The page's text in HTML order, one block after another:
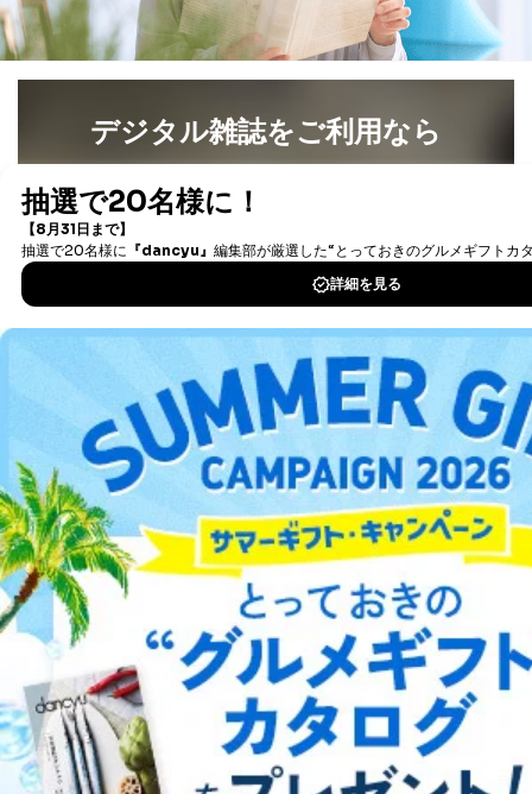
委託先：カスタマーサポート支援会社 、クレジッ
トカード決済などの決済代行・料金回収会社、広
告配信サービス会社
提供先：出版社、出版物発売元、卸売会社、販売
販売店などの梱包・配送・配達会社
４．開示対象個人情報の「開示」「訂正」等の請求につ
いて
当社は、本人から、開示対象個人情報について利用目的
の通知を求められた場合には、遅滞なくこれに応じま
す。ただし、以下①～④のいずれかに該当する場合は、
①利用目的を本人に通知し、又は公表することによって
本人又は第三者の生命、身体、財産その他の権利利益を
害するおそれがある場合
②利用目的を本人に通知し、又は公表することによって
当該事業者の権利又は正当な利益を害するおそれがある
場合
③国の機関又は地方公共団体が法令の定める事務を遂行
することに対して協力する必要がある場合であって、利
用目的を本人に通知し、又は公表することによって当該
事務の遂行に支障を及ぼすおそれがあるとき
④開示対象個人情報の利用目的が明らかな場合
開示対象個人情報については、保有個人データの本人ま
たはその代理人からの利用目的の通知、開示、変更等
（内容の訂正、追加または削除）、利用停止等（「利用
の停止または消去」「第三者への提供の停止」）の求め
に対応させていただいております。 当社顧客の皆様の
個人情報は「マイページ」にログインしていただくこと
デジタル雑誌をご利用なら
書籍）が無料で読み放題！
DOWNLOAD FOR IOS
DOWNLOAD FOR ANDROID
ご利用方法はこちら
総合案内
アフィリエイト 採用情報
プレスリリース お問い合わせ
利用規約プライバシーポリシー 特定商取引法に基づく表示
出版社の皆様へ
投資家の皆様へサイトマップ